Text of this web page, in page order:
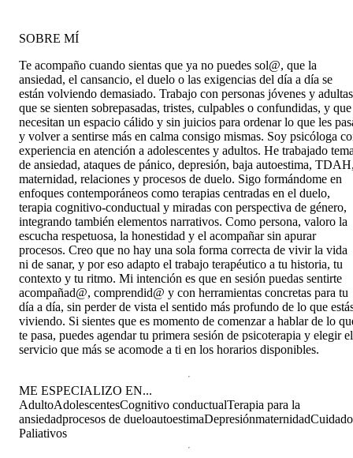
SOBRE MÍ
Te acompaño cuando sientas que ya no puedes sol@, que la
ansiedad, el cansancio, el duelo o las exigencias del día a día se
están volviendo demasiado. Trabajo con personas jóvenes y adultas
que se sienten sobrepasadas, tristes, culpables o confundidas, y que
necesitan un espacio cálido y sin juicios para ordenar lo que les
y volver a sentirse más en calma consigo mismas. Soy psicóloga
experiencia en atención a adolescentes y adultos. He trabajado
de ansiedad, ataques de pánico, depresión, baja autoestima,
maternidad, relaciones y procesos de duelo. Sigo formándome en
enfoques contemporáneos como terapias centradas en el duelo,
terapia cognitivo-conductual y miradas con perspectiva de género,
integrando también elementos narrativos. Como persona, valoro la
escucha respetuosa, la honestidad y el acompañar sin apurar
procesos. Creo que no hay una sola forma correcta de vivir la vida
ni de sanar, y por eso adapto el trabajo terapéutico a tu historia, tu
contexto y tu ritmo. Mi intención es que en sesión puedas sentirte
acompañad@, comprendid@ y con herramientas concretas para tu
día a día, sin perder de vista el sentido más profundo de lo que
viviendo. Si sientes que es momento de comenzar a hablar de lo
te pasa, puedes agendar tu primera sesión de psicoterapia y elegir el
servicio que más se acomode a ti en los horarios disponibles.
ME ESPECIALIZO EN...
AdultoAdolescentesCognitivo conductualTerapia para la
ansiedadprocesos de dueloautoestimaDepresiónmaternidad
Paliativos